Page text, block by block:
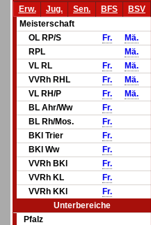
Erw.
Jug. Sen. BFS
BSV
Meisterschaft
OL RP/S
Fr.
Mä.
RPL
Mä.
VL RL
Fr.
Mä.
VVRh RHL
Fr.
Mä.
VL RH/P
Fr.
Mä.
BL Ahr/Ww
Fr.
BL Rh/Mos.
Fr.
BKl Trier
Fr.
BKl Ww
Fr.
VVRh BKl
Fr.
VVRh KL
Fr.
VVRh KKl
Fr.
Unterbereiche
Pfalz